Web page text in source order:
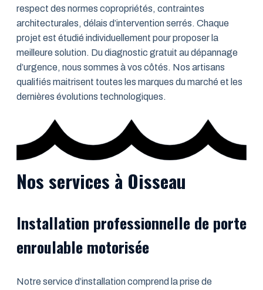
respect des normes copropriétés, contraintes
architecturales, délais d’intervention serrés. Chaque
projet est étudié individuellement pour proposer la
meilleure solution. Du diagnostic gratuit au dépannage
d’urgence, nous sommes à vos côtés. Nos artisans
qualifiés maitrisent toutes les marques du marché et les
dernières évolutions technologiques.
Nos services à Oisseau
Installation professionnelle de porte
enroulable motorisée
Notre service d’installation comprend la prise de